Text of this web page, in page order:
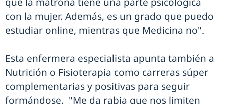
con la mujer. Además, es un grado que puedo
estudiar online, mientras que Medicina no".
Esta enfermera especialista apunta también a
Nutrición o Fisioterapia como carreras súper
complementarias y positivas para seguir
formándose. "Me da rabia que nos limiten